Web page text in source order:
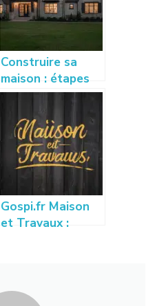
Construire sa
maison : étapes
clés et conseils
réussir son projet
Gospi.fr Maison
et Travaux :
Conseils